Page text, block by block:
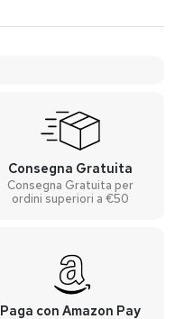
Consegna Gratuita
Consegna Gratuita per
ordini superiori a €50
Paga con Amazon Pay